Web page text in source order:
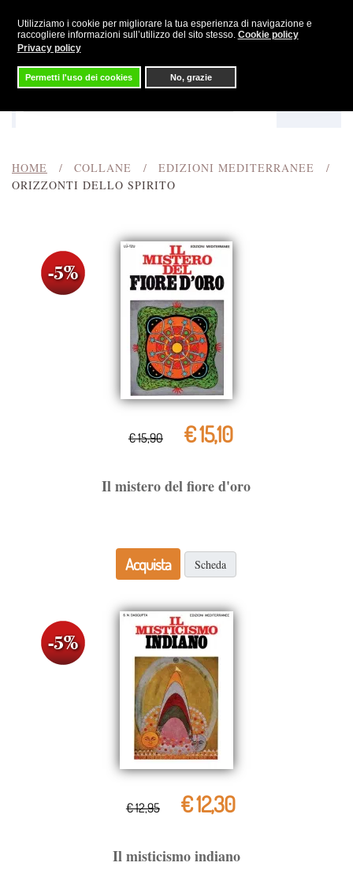
Utilizziamo i cookie per migliorare la tua esperienza di navigazione e
raccogliere informazioni sull’utilizzo del sito stesso. Cookie policy
Privacy policy
Permetti l'uso dei cookies No, grazie
Skip to main content
HOME COLLANE
EDIZIONI MEDITERRANEE
ORIZZONTI DELLO SPIRITO
€ 15,90 € 15,10
Il mistero del fiore d'oro
Acquista Scheda
€ 12,95 € 12,30
Il misticismo indiano